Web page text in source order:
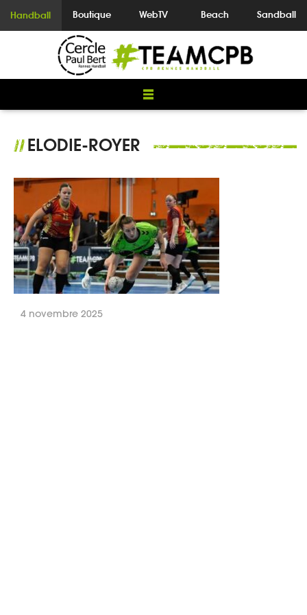
Handball Boutique WebTV Beach Sandball
//ELODIE-ROYER
4 novembre 2025